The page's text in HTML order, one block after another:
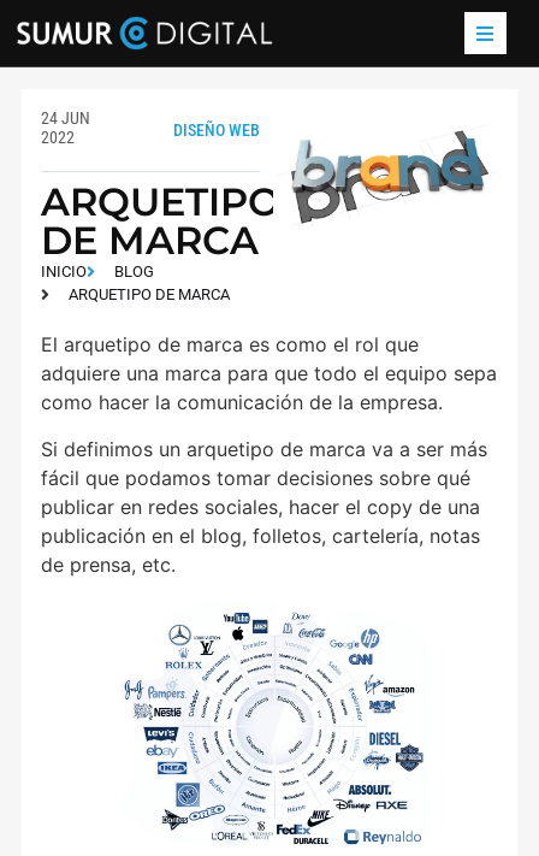
24 JUN
2022
DISEÑO WEB
ARQUETIPO
DE MARCA
INICIO
BLOG
ARQUETIPO DE MARCA
El arquetipo de marca es como el rol que
adquiere una marca para que todo el equipo sepa
como hacer la comunicación de la empresa.
Si definimos un arquetipo de marca va a ser más
fácil que podamos tomar decisiones sobre qué
publicar en redes sociales, hacer el copy de una
publicación en el blog, folletos, cartelería, notas
de prensa, etc.